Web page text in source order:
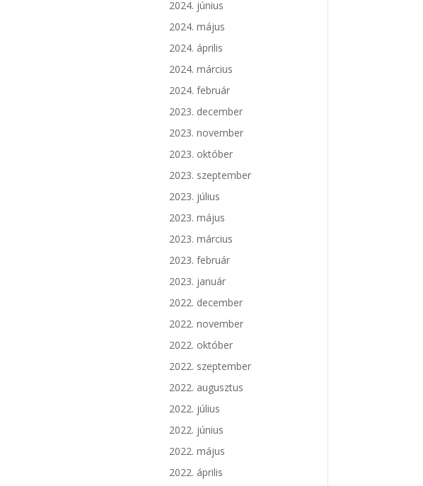
2024. június
2024. május
2024. április
2024. március
2024. február
2023. december
2023. november
2023. október
2023. szeptember
2023. július
2023. május
2023. március
2023. február
2023. január
2022. december
2022. november
2022. október
2022. szeptember
2022. augusztus
2022. július
2022. június
2022. május
2022. április